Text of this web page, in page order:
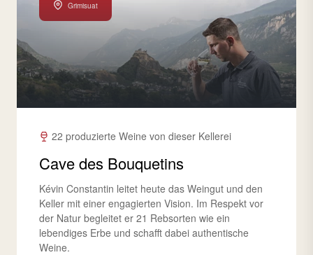
Grimisuat
22 produzierte Weine von dieser Kellerei
Cave des Bouquetins
Kévin Constantin leitet heute das Weingut und den
Keller mit einer engagierten Vision. Im Respekt vor
der Natur begleitet er 21 Rebsorten wie ein
lebendiges Erbe und schafft dabei authentische
Weine.